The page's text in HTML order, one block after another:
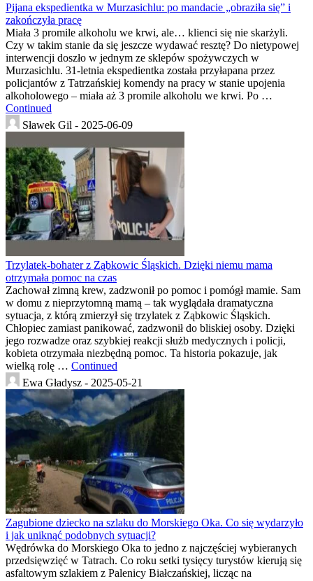
Pijana ekspedientka w Murzasichlu: po mandacie „obraziła się” i
zakończyła pracę
Miała 3 promile alkoholu we krwi, ale… klienci się nie skarżyli.
Czy w takim stanie da się jeszcze wydawać resztę? Do nietypowej
interwencji doszło w jednym ze sklepów spożywczych w
Murzasichlu. 31-letnia ekspedientka została przyłapana przez
policjantów z Tatrzańskiej komendy na pracy w stanie upojenia
alkoholowego – miała aż 3 promile alkoholu we krwi. Po …
Continued
Sławek Gil - 2025-06-09
Trzylatek-bohater z Ząbkowic Śląskich. Dzięki niemu mama
otrzymała pomoc na czas
Zachował zimną krew, zadzwonił po pomoc i pomógł mamie. Sam
w domu z nieprzytomną mamą – tak wyglądała dramatyczna
sytuacja, z którą zmierzył się trzylatek z Ząbkowic Śląskich.
Chłopiec zamiast panikować, zadzwonił do bliskiej osoby. Dzięki
jego rozwadze oraz szybkiej reakcji służb medycznych i policji,
kobieta otrzymała niezbędną pomoc. Ta historia pokazuje, jak
wielką rolę … Continued
Ewa Gładysz - 2025-05-21
Zagubione dziecko na szlaku do Morskiego Oka. Co się wydarzyło
i jak uniknąć podobnych sytuacji?
Wędrówka do Morskiego Oka to jedno z najczęściej wybieranych
przedsięwzięć w Tatrach. Co roku setki tysięcy turystów kierują się
asfaltowym szlakiem z Palenicy Białczańskiej, licząc na